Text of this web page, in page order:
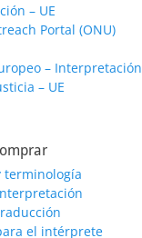
– UE
Portal (ONU)
– Interpretación
– UE
terminología
el intérprete